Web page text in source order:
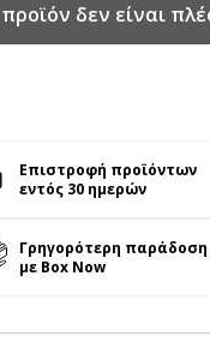
δεν είναι
Επιστροφή προϊόντων
εντός 30 ημερών
Γρηγορότερη παράδοση
με Box Now